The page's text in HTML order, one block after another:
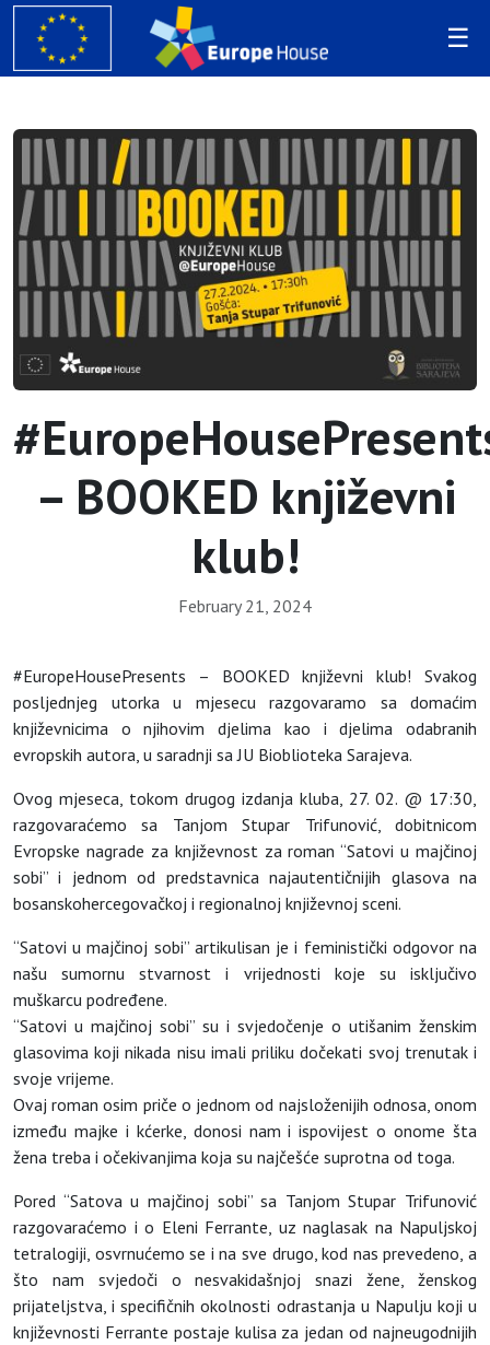
– BOOKED književni
klub!
February 21, 2024
#EuropeHousePresents – BOOKED književni klub! Svakog
posljednjeg utorka u mjesecu razgovaramo sa domaćim
književnicima o njihovim djelima kao i djelima odabranih
evropskih autora, u saradnji sa JU Bioblioteka Sarajeva.
Ovog mjeseca, tokom drugog izdanja kluba, 27. 02. @ 17:30,
razgovaraćemo sa Tanjom Stupar Trifunović, dobitnicom
Evropske nagrade za književnost za roman “Satovi u majčinoj
sobi” i jednom od predstavnica najautentičnijih glasova na
bosanskohercegovačkoj i regionalnoj književnoj sceni.
“Satovi u majčinoj sobi” artikulisan je i feministički odgovor na
našu sumornu stvarnost i vrijednosti koje su isključivo
muškarcu podređene.
“Satovi u majčinoj sobi” su i svjedočenje o utišanim ženskim
glasovima koji nikada nisu imali priliku dočekati svoj trenutak i
svoje vrijeme.
Ovaj roman osim priče o jednom od najsloženijih odnosa, onom
između majke i kćerke, donosi nam i ispovijest o onome šta
žena treba i očekivanjima koja su najčešće suprotna od toga.
Pored “Satova u majčinoj sobi” sa Tanjom Stupar Trifunović
razgovaraćemo i o Eleni Ferrante, uz naglasak na Napuljskoj
tetralogiji, osvrnućemo se i na sve drugo, kod nas prevedeno, a
što nam svjedoči o nesvakidašnjoj snazi žene, ženskog
prijateljstva, i specifičnih okolnosti odrastanja u Napulju koji u
književnosti Ferrante postaje kulisa za jedan od najneugodnijih